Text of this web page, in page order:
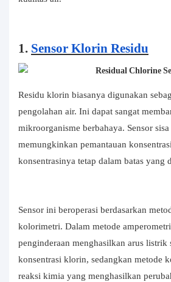
1. Sensor Klorin Residu
Residu klorin biasanya digunakan
pengolahan air. Ini dapat sangat
mikroorganisme berbahaya. Sensor
memungkinkan pemantauan
konsentrasinya tetap dalam batas yang
Sensor ini beroperasi berdasarkan
kolorimetri. Dalam metode
penginderaan menghasilkan arus listrik
konsentrasi klorin, sedangkan metode
reaksi kimia yang menghasilkan